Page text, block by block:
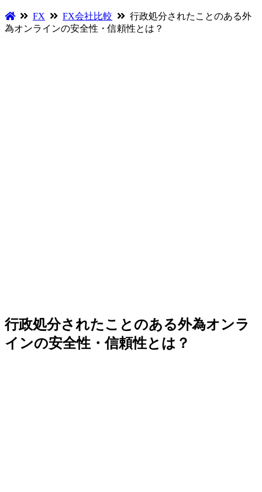
FX FX会社比較
行政処分されたことのある外
為オンラインの安全性・信頼性とは？
行政処分されたことのある外為オンラ
インの安全性・信頼性とは？